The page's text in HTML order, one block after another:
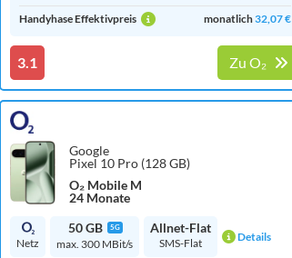
Handyhase Effektivpreis
monatlich32,07 €
3.1 Zu O₂
Google
Pixel 10 Pro (128 GB)
O₂ Mobile M
24 Monate
Netz
50 GB 5G
max. 300 MBit/s
Allnet-Flat
SMS-Flat Details